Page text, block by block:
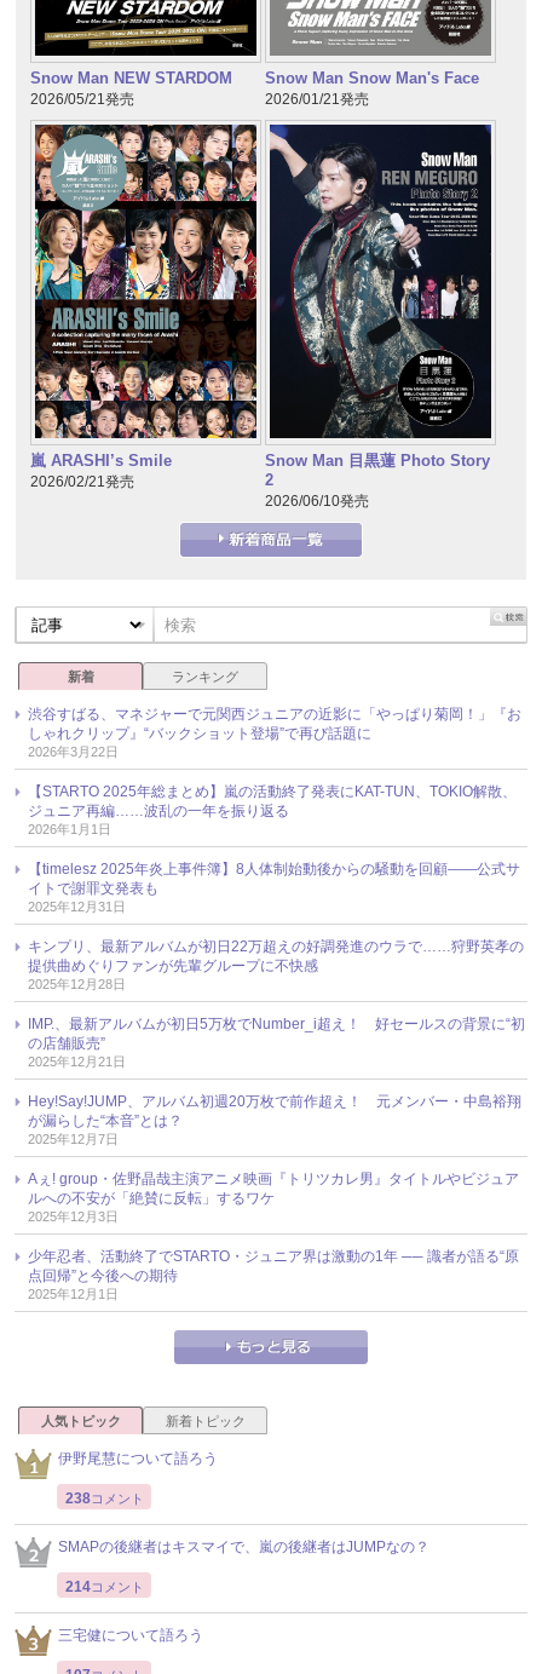
Snow Man NEW STARDOM
2026/05/21発売
Snow Man Snow Man's Face
2026/01/21発売
嵐 ARASHI’s Smile
2026/02/21発売
Snow Man 目黒蓮 Photo Story
2
2026/06/10発売
新着 ランキング
渋谷すばる、マネジャーで元関西ジュニアの近影に「やっぱり菊岡！」『お
しゃれクリップ』“バックショット登場”で再び話題に
2026年3月22日
【STARTO 2025年総まとめ】嵐の活動終了発表にKAT-TUN、TOKIO解散、
ジュニア再編……波乱の一年を振り返る
2026年1月1日
【timelesz 2025年炎上事件簿】8人体制始動後からの騒動を回顧――公式サ
イトで謝罪文発表も
2025年12月31日
キンプリ、最新アルバムが初日22万超えの好調発進のウラで……狩野英孝の
提供曲めぐりファンが先輩グループに不快感
2025年12月28日
IMP.、最新アルバムが初日5万枚でNumber_i超え！ 好セールスの背景に“初
の店舗販売”
2025年12月21日
Hey!Say!JUMP、アルバム初週20万枚で前作超え！ 元メンバー・中島裕翔
が漏らした“本音”とは？
2025年12月7日
Aぇ! group・佐野晶哉主演アニメ映画『トリツカレ男』タイトルやビジュア
ルへの不安が「絶賛に反転」するワケ
2025年12月3日
少年忍者、活動終了でSTARTO・ジュニア界は激動の1年 ── 識者が語る“原
点回帰”と今後への期待
2025年12月1日
人気トピック 新着トピック
伊野尾慧について語ろう
238コメント
SMAPの後継者はキスマイで、嵐の後継者はJUMPなの？
214コメント
三宅健について語ろう